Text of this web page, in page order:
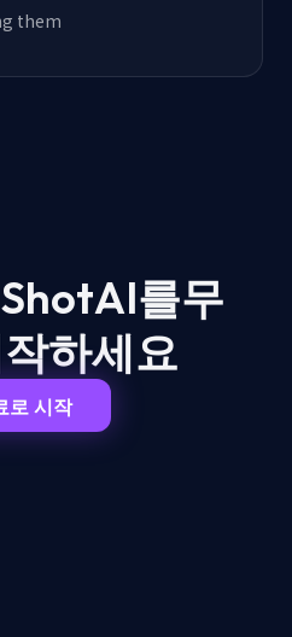
them
를무
하세요
로 시작